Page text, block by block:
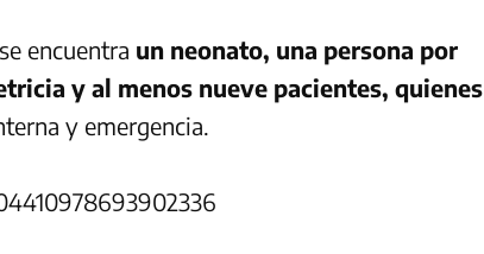
encuentra un neonato, una persona por
y al menos nueve pacientes, quienes
y emergencia.